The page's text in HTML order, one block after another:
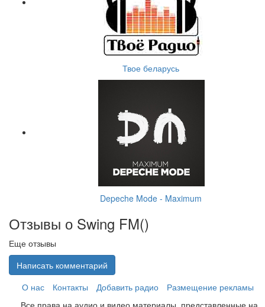
Твое беларусь
Depeche Mode - Maximum
Отзывы о Swing FM()
Еще отзывы
Написать комментарий
О нас
Контакты Добавить радио
Размещение рекламы
Все права на аудио и видео материалы, представленные на